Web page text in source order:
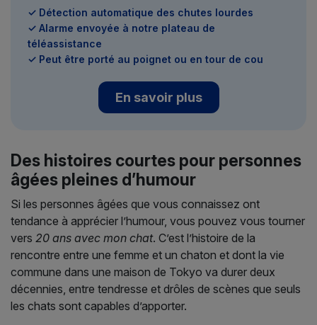
✓ Détection automatique des chutes lourdes
✓ Alarme envoyée à notre plateau de
téléassistance
✓ Peut être porté au poignet ou en tour de cou
En savoir plus
Des histoires courtes pour personnes
âgées pleines d’humour
Si les personnes âgées que vous connaissez ont
tendance à apprécier l’humour, vous pouvez vous tourner
vers 20 ans avec mon chat. C’est l’histoire de la
rencontre entre une femme et un chaton et dont la vie
commune dans une maison de Tokyo va durer deux
décennies, entre tendresse et drôles de scènes que seuls
les chats sont capables d’apporter.